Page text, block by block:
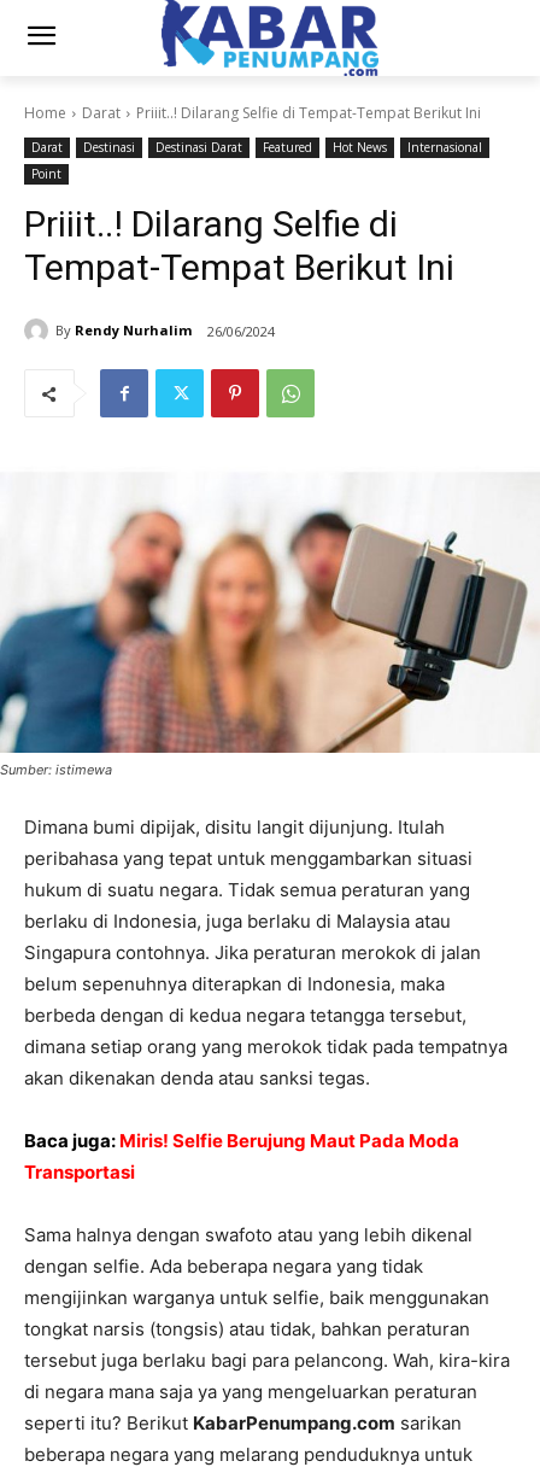
Home Darat Priiit..! Dilarang Selfie di Tempat-Tempat Berikut Ini
Darat Destinasi Destinasi Darat Featured Hot News
Internasional
Point
Priiit..! Dilarang Selfie di
Tempat-Tempat Berikut Ini
By Rendy Nurhalim 26/06/2024
Sumber: istimewa
Dimana bumi dipijak, disitu langit dijunjung. Itulah
peribahasa yang tepat untuk menggambarkan situasi
hukum di suatu negara. Tidak semua peraturan yang
berlaku di Indonesia, juga berlaku di Malaysia atau
Singapura contohnya. Jika peraturan merokok di jalan
belum sepenuhnya diterapkan di Indonesia, maka
berbeda dengan di kedua negara tetangga tersebut,
dimana setiap orang yang merokok tidak pada tempatnya
akan dikenakan denda atau sanksi tegas.
Baca juga: Miris! Selfie Berujung Maut Pada Moda
Transportasi
Sama halnya dengan swafoto atau yang lebih dikenal
dengan selfie. Ada beberapa negara yang tidak
mengijinkan warganya untuk selfie, baik menggunakan
tongkat narsis (tongsis) atau tidak, bahkan peraturan
tersebut juga berlaku bagi para pelancong. Wah, kira-kira
di negara mana saja ya yang mengeluarkan peraturan
seperti itu? Berikut KabarPenumpang.com sarikan
beberapa negara yang melarang penduduknya untuk